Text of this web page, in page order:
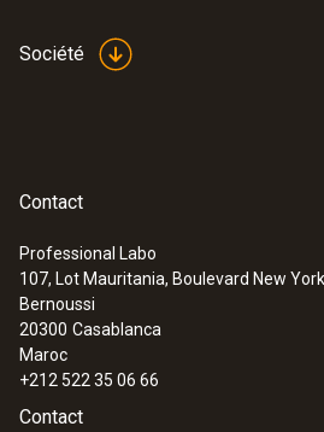
Société
Contact
Professional Labo
107, Lot Mauritania, Boulevard New
Bernoussi
20300 Casablanca
Maroc
+212 522 35 06 66
Contact